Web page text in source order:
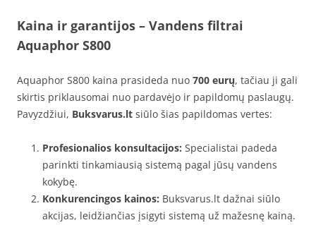
Kaina ir garantijos – Vandens filtrai
Aquaphor S800
Aquaphor S800 kaina prasideda nuo 700 eurų, tačiau ji gali
skirtis priklausomai nuo pardavėjo ir papildomų paslaugų.
Pavyzdžiui, Buksvarus.lt siūlo šias papildomas vertes:
Profesionalios konsultacijos: Specialistai padeda
parinkti tinkamiausią sistemą pagal jūsų vandens
kokybę.
Konkurencingos kainos: Buksvarus.lt dažnai siūlo
akcijas, leidžiančias įsigyti sistemą už mažesnę kainą.